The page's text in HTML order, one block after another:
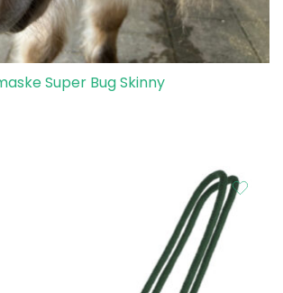
Super Bug Skinny